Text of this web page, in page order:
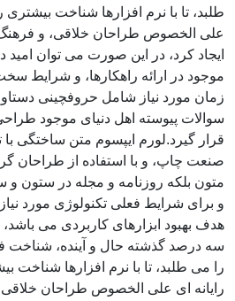
طلبد، تا با نرم افزارها شناخت بیشتری
علی الخصوص طراحان خلاقی، و
ایجاد کرد، در این صورت می توان
موجود در ارائه راهکارها، و شرایط
زمان مورد نیاز شامل حروفچینی
سوالات پیوسته اهل دنیای موجود
قرار گیرد.لورم ایپسوم متن ساختگی با
صنعت چاپ، و با استفاده از طراحان
متون بلکه روزنامه و مجله در ستون و
و برای شرایط فعلی تکنولوژی مورد
هدف بهبود ابزارهای کاربردی می
سه درصد گذشته حال و آینده، شناخت
را می طلبد، تا با نرم افزارها شناخت
رایانه ای علی الخصوص طراحان